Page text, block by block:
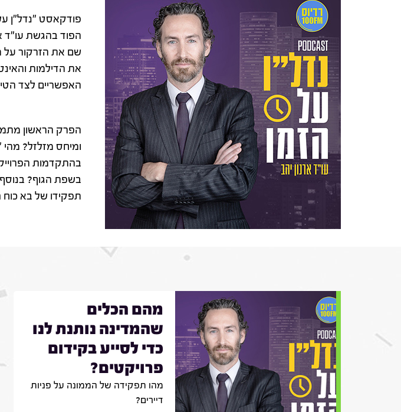
פודקאסט "נדל"ן
הפוד בהגשת עו"ד
שם את הזרקור על
את הדילמות
האפשריים לצד
הפרק הראשון
ומיחס מזלזל? מהי
בהתקדמות
בשפת הגוף?
תפקידו של בא כוח
מהם הכלים
שהמדינה נותנת לנו
כדי לסייע בקידום
פרויקטים?
מהו תפקידה של הממונה על פניות
דיירים?